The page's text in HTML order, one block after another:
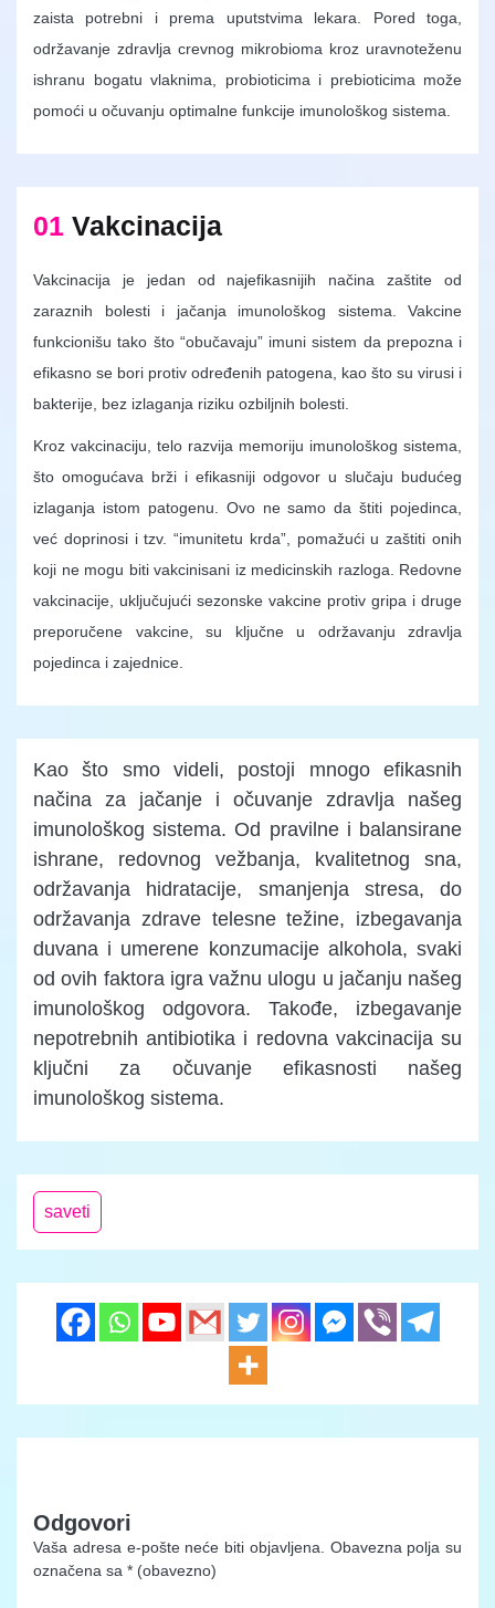
zaista potrebni i prema uputstvima lekara. Pored toga,
održavanje zdravlja crevnog mikrobioma kroz uravnoteženu
ishranu bogatu vlaknima, probioticima i prebioticima može
pomoći u očuvanju optimalne funkcije imunološkog sistema.
01 Vakcinacija
Vakcinacija je jedan od najefikasnijih načina zaštite od
zaraznih bolesti i jačanja imunološkog sistema. Vakcine
funkcionišu tako što “obučavaju” imuni sistem da prepozna i
efikasno se bori protiv određenih patogena, kao što su virusi i
bakterije, bez izlaganja riziku ozbiljnih bolesti.
Kroz vakcinaciju, telo razvija memoriju imunološkog sistema,
što omogućava brži i efikasniji odgovor u slučaju budućeg
izlaganja istom patogenu. Ovo ne samo da štiti pojedinca,
već doprinosi i tzv. “imunitetu krda”, pomažući u zaštiti onih
koji ne mogu biti vakcinisani iz medicinskih razloga. Redovne
vakcinacije, uključujući sezonske vakcine protiv gripa i druge
preporučene vakcine, su ključne u održavanju zdravlja
pojedinca i zajednice.
Kao što smo videli, postoji mnogo efikasnih
načina za jačanje i očuvanje zdravlja našeg
imunološkog sistema. Od pravilne i balansirane
ishrane, redovnog vežbanja, kvalitetnog sna,
održavanja hidratacije, smanjenja stresa, do
održavanja zdrave telesne težine, izbegavanja
duvana i umerene konzumacije alkohola, svaki
od ovih faktora igra važnu ulogu u jačanju našeg
imunološkog odgovora. Takođe, izbegavanje
nepotrebnih antibiotika i redovna vakcinacija su
ključni za očuvanje efikasnosti našeg
imunološkog sistema.
saveti
Odgovori
Vaša adresa e-pošte neće biti objavljena.
Obavezna polja su
označena sa * (obavezno)